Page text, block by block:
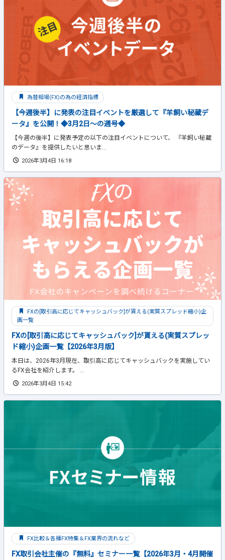
為替相場(FX)の為の経済指標
【今週後半】に発表の注目イベントを厳選して『羊飼い秘蔵デ
ータ』を公開！◆3月2日～の週号◆
【今週の後半】に発表予定の以下の注目イベントについて、 『羊飼い秘蔵
のデータ』を提供したいと思いま...
2026年3月4日 16:18
FXの[取引高に応じてキャッシュバック]が貰える(実質スプレッド縮小)企
画一覧
FXの[取引高に応じてキャッシュバック]が貰える(実質スプレッ
ド縮小)企画一覧【2026年3月版】
本日は、2026年3月現在、取引高に応じてキャッシュバックを実施してい
るFX会社を紹介します。 ...
2026年3月4日 15:42
FX比較＆各種FX特集＆FX業界の流れなど
FX取引会社主催の『無料』セミナー一覧【2026年3月・4月開催